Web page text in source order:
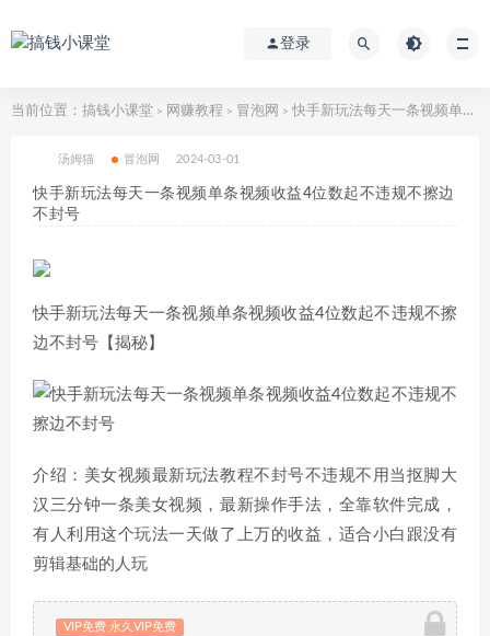
登录
当前位置： 搞钱小课堂 > 网赚教程 > 冒泡网 > 快手新玩法每天一条视频单条视频收益4位数起不违规不擦边不封号
汤姆猫 冒泡网 2024-03-01
快手新玩法每天一条视频单条视频收益4位数起不违规不擦边
不封号
快手新玩法每天一条视频单条视频收益4位数起不违规不擦
边不封号【揭秘】
介绍：美女视频最新玩法教程不封号不违规不用当抠脚大
汉三分钟一条美女视频，最新操作手法，全靠软件完成，
有人利用这个玩法一天做了上万的收益，适合小白跟没有
剪辑基础的人玩
VIP免费 永久VIP免费